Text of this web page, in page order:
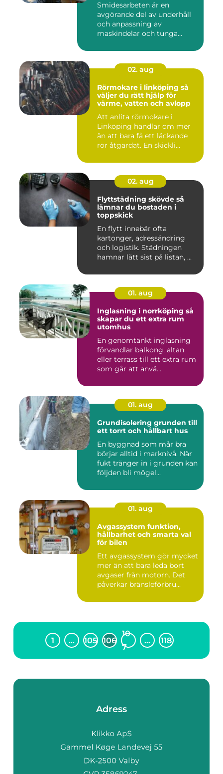
Smidesarbeten är en
avgörande del av underhåll
och anpassning av
maskindelar och tunga
02. aug
Rörmokare i linköping så
väljer du rätt hjälp för
värme, vatten och avlopp
Att anlita rörmokare i
Linköping handlar om mer
än att bara få ett läckande
rör åtgärdat. En skickli...
02. aug
Flyttstädning skövde så
lämnar du bostaden i
toppskick
En flytt innebär ofta
kartonger, adressändring
och logistik. Städningen
hamnar lätt sist på listan, ...
01. aug
Inglasning i norrköping så
skapar du ett extra rum
utomhus
En genomtänkt inglasning
förvandlar balkong, altan
eller terrass till ett extra rum
som går att anvä...
01. aug
Grundisolering grunden till
ett torrt och hållbart hus
En byggnad som mår bra
börjar alltid i marknivå. När
fukt tränger in i grunden kan
följden bli mögel...
01. aug
Avgassystem funktion,
hållbarhet och smarta val
för bilen
Ett avgassystem gör mycket
mer än att bara leda bort
avgaser från motorn. Det
påverkar bränsleförbru...
1 … 105 106
10
7
… 118
Adress